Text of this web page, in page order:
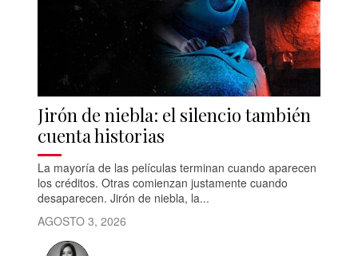
Jirón de niebla: el silencio también
cuenta historias
La mayoría de las películas terminan cuando aparecen
los créditos. Otras comienzan justamente cuando
desaparecen. Jirón de niebla, la...
AGOSTO 3, 2026